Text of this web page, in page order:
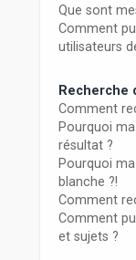
Que sont
Comment
utilisateurs
Recherche
Comment
Pourquoi
résultat ?
Pourquoi
blanche ?!
Comment
Comment
et sujets ?